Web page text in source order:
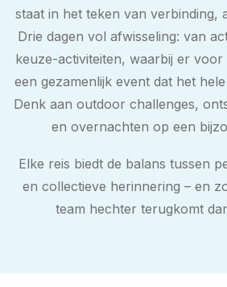
staat in het teken van verbinding,
Drie dagen vol afwisseling: van
keuze-activiteiten, waarbij er
een gezamenlijk event dat het
Denk aan outdoor challenges,
en overnachten op een
Elke reis biedt de balans tussen
en collectieve herinnering – en
team hechter terugkomt